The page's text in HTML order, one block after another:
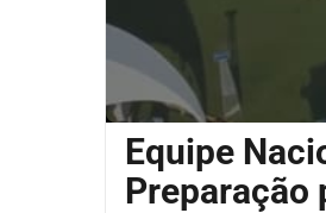
Equipe
Preparação